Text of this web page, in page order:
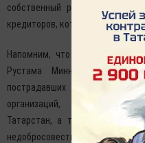
собственный реестр
кредиторов, который утвержден
Напомним, что РФП создан 29
Рустама Минниханова в
пострадавших от
организаций,
Татарстан, а также лиц,
недобросовестных